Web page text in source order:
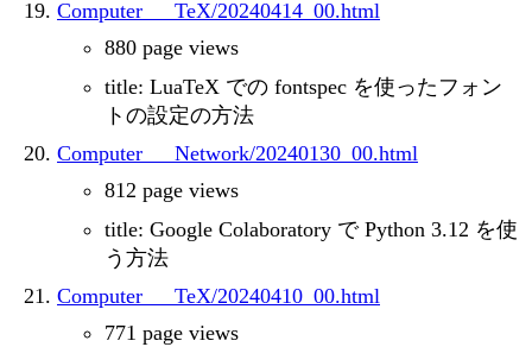
Computer___TeX/20240414_00.html
880 page views
title: LuaTeX での fontspec を使ったフォン
トの設定の方法
Computer___Network/20240130_00.html
812 page views
title: Google Colaboratory で Python 3.12 を使
う方法
Computer___TeX/20240410_00.html
771 page views